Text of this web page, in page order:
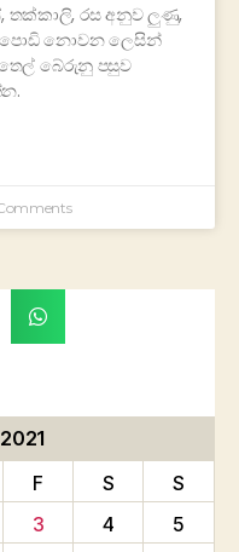
තක්කාලි, රස අනුව ලුණු,
පොඩි නොවන ලෙසින්
බේරුනු පසුව
F S
S
3 4 5